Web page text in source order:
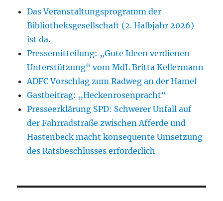
Das Veranstaltungsprogramm der
Bibliotheksgesellschaft (2. Halbjahr 2026)
ist da.
Pressemitteilung: „Gute Ideen verdienen
Unterstützung“ vom MdL Britta Kellermann
ADFC Vorschlag zum Radweg an der Hamel
Gastbeitrag: „Heckenrosenpracht“
Presseerklärung SPD: Schwerer Unfall auf
der Fahrradstraße zwischen Afferde und
Hastenbeck macht konsequente Umsetzung
des Ratsbeschlusses erforderlich